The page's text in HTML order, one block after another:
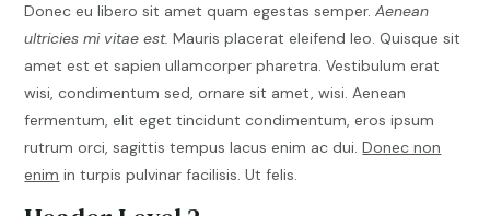
Donec eu libero sit amet quam egestas semper.Aenean
ultricies mi vitae est. Mauris placerat eleifend leo. Quisque sit
amet est et sapien ullamcorper pharetra. Vestibulum erat
wisi, condimentum sed, ornare sit amet, wisi. Aenean
fermentum, elit eget tincidunt condimentum, eros ipsum
rutrum orci, sagittis tempus lacus enim ac dui.Donec non
enim in turpis pulvinar facilisis. Ut felis.